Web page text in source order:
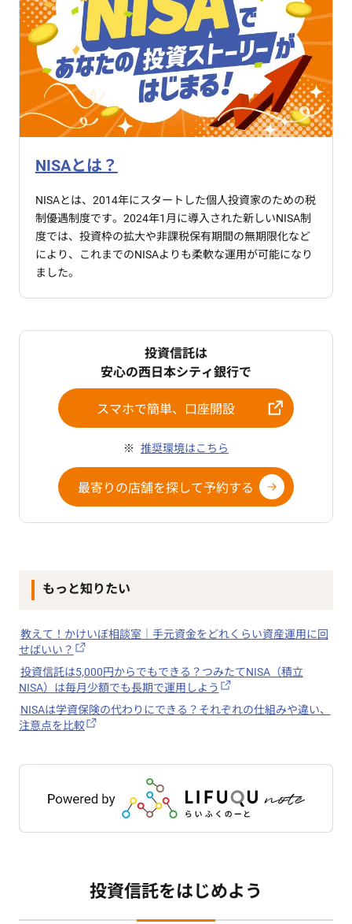
NISAとは？
NISAとは、2014年にスタートした個人投資家のための税
制優遇制度です。2024年1月に導入された新しいNISA制
度では、投資枠の拡大や非課税保有期間の無期限化など
により、これまでのNISAよりも柔軟な運用が可能になり
ました。
投資信託は
安心の西日本シティ銀行で
スマホで簡単、口座開設
推奨環境はこちら
最寄りの店舗を探して予約する
もっと知りたい
教えて！かけいぼ相談室｜手元資金をどれくらい資産運用に回
せばいい？
投資信託は5,000円からでもできる？つみたてNISA（積立
NISA）は毎月少額でも長期で運用しよう
NISAは学資保険の代わりにできる？それぞれの仕組みや違い、
注意点を比較
投資信託をはじめよう